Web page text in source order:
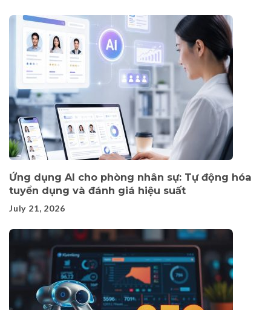
Ứng dụng AI cho phòng nhân sự: Tự động hóa
tuyển dụng và đánh giá hiệu suất
July 21, 2026